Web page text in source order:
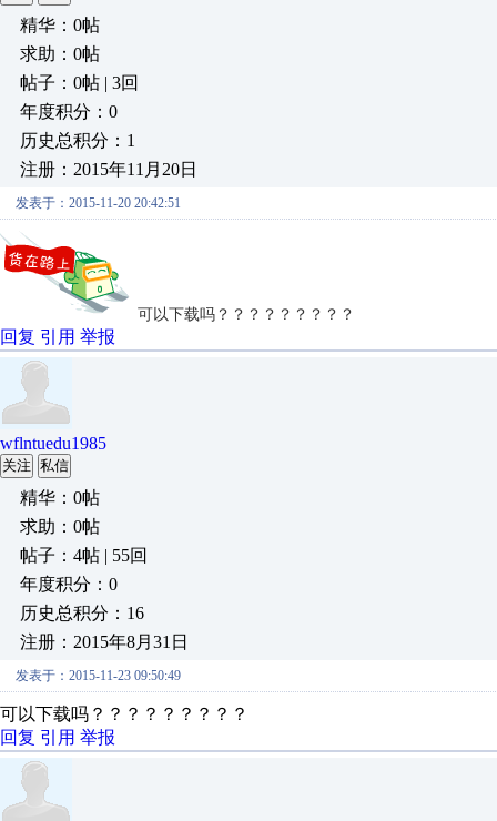
精华：0帖
求助：0帖
帖子：0帖 | 3回
年度积分：0
历史总积分：1
注册：2015年11月20日
发表于：2015-11-20 20:42:51
可以下载吗？？？？？？？？？
回复 引用 举报
wflntuedu1985
关注 私信
精华：0帖
求助：0帖
帖子：4帖 | 55回
年度积分：0
历史总积分：16
注册：2015年8月31日
发表于：2015-11-23 09:50:49
可以下载吗？？？？？？？？？
回复 引用 举报